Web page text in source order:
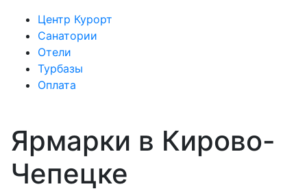
Центр Курорт
Санатории
Отели
Турбазы
Оплата
Ярмарки в Кирово-
Чепецке